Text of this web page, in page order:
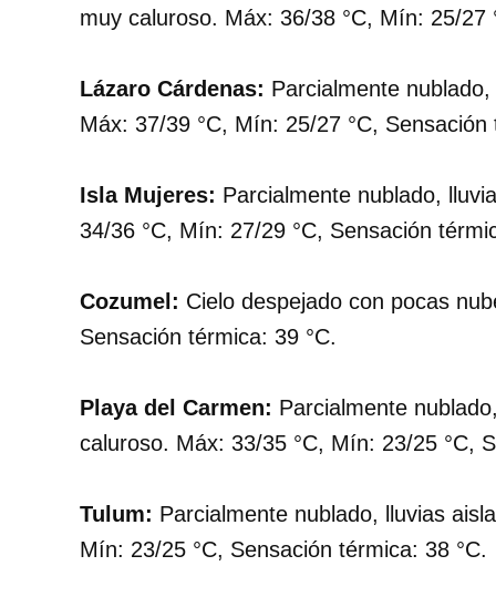
muy caluroso. Máx: 36/38 °C, Mín: 25/27
Lázaro Cárdenas: Parcialmente
Máx: 37/39 °C, Mín: 25/27 °C, Sensación
Isla Mujeres: Parcialmente nublado,
34/36 °C, Mín: 27/29 °C, Sensación
Cozumel: Cielo despejado con pocas
Sensación térmica: 39 °C.
Playa del Carmen: Parcialmente
caluroso. Máx: 33/35 °C, Mín: 23/25 °C,
Tulum: Parcialmente nublado, lluvias
Mín: 23/25 °C, Sensación térmica: 38 °C.